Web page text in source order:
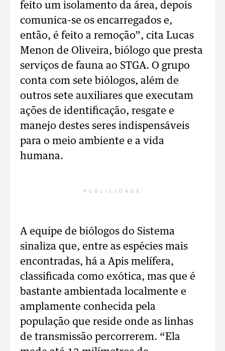
feito um isolamento da área, depois
comunica-se os encarregados e,
então, é feito a remoção”, cita Lucas
Menon de Oliveira, biólogo que presta
serviços de fauna ao STGA. O grupo
conta com sete biólogos, além de
outros sete auxiliares que executam
ações de identificação, resgate e
manejo destes seres indispensáveis
para o meio ambiente e a vida
humana.
PUBLICIDADE
A equipe de biólogos do Sistema
sinaliza que, entre as espécies mais
encontradas, há a Apis melífera,
classificada como exótica, mas que é
bastante ambientada localmente e
amplamente conhecida pela
população que reside onde as linhas
de transmissão percorrerem. “Ela